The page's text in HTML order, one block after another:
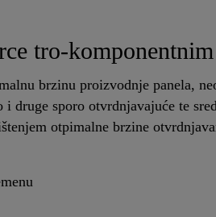
tro-
brzinu proizvodnje panela,
sporo otvrdnjavajuće te
otpimalne brzine